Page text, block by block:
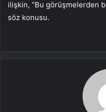
ilişkin, “Bu görüşmelerden
söz konusu.